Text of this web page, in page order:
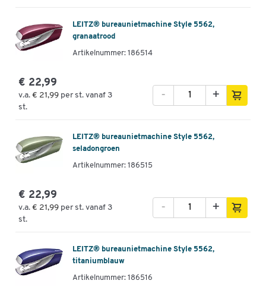
LEITZ® bureaunietmachine Style 5562,
granaatrood
Artikelnummer: 186514
€ 22,99
v.a. € 21,99 per st. vanaf 3
st.
+
-
LEITZ® bureaunietmachine Style 5562,
seladongroen
Artikelnummer: 186515
€ 22,99
v.a. € 21,99 per st. vanaf 3
st.
+
-
LEITZ® bureaunietmachine Style 5562,
titaniumblauw
Artikelnummer: 186516